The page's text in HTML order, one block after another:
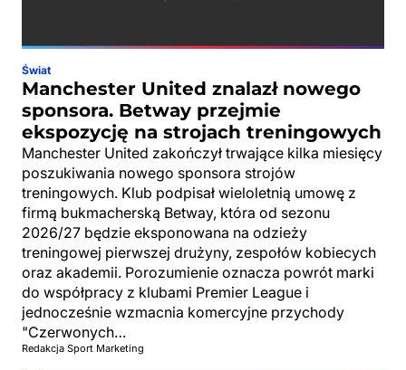
Świat
Manchester United znalazł nowego
sponsora. Betway przejmie
ekspozycję na strojach treningowych
Manchester United zakończył trwające kilka miesięcy
poszukiwania nowego sponsora strojów
treningowych. Klub podpisał wieloletnią umowę z
firmą bukmacherską Betway, która od sezonu
2026/27 będzie eksponowana na odzieży
treningowej pierwszej drużyny, zespołów kobiecych
oraz akademii. Porozumienie oznacza powrót marki
do współpracy z klubami Premier League i
jednocześnie wzmacnia komercyjne przychody
"Czerwonych…
Redakcja Sport Marketing